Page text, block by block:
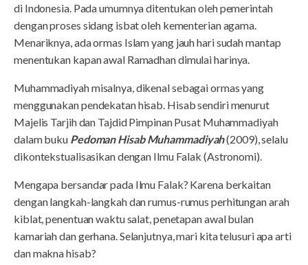
di Indonesia. Pada umumnya ditentukan oleh pemerintah
dengan proses sidang isbat oleh kementerian agama.
Menariknya, ada ormas Islam yang jauh hari sudah mantap
menentukan kapan awal Ramadhan dimulai harinya.
Muhammadiyah misalnya, dikenal sebagai ormas yang
menggunakan pendekatan hisab. Hisab sendiri menurut
Majelis Tarjih dan Tajdid Pimpinan Pusat Muhammadiyah
dalam buku Pedoman Hisab Muhammadiyah(2009), selalu
dikontekstualisasikan dengan Ilmu Falak (Astronomi).
Mengapa bersandar pada Ilmu Falak? Karena berkaitan
dengan langkah-langkah dan rumus-rumus perhitungan arah
kiblat, penentuan waktu salat, penetapan awal bulan
kamariah dan gerhana. Selanjutnya, mari kita telusuri apa arti
dan makna hisab?